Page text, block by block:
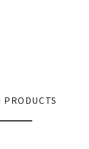
PRODUCTS